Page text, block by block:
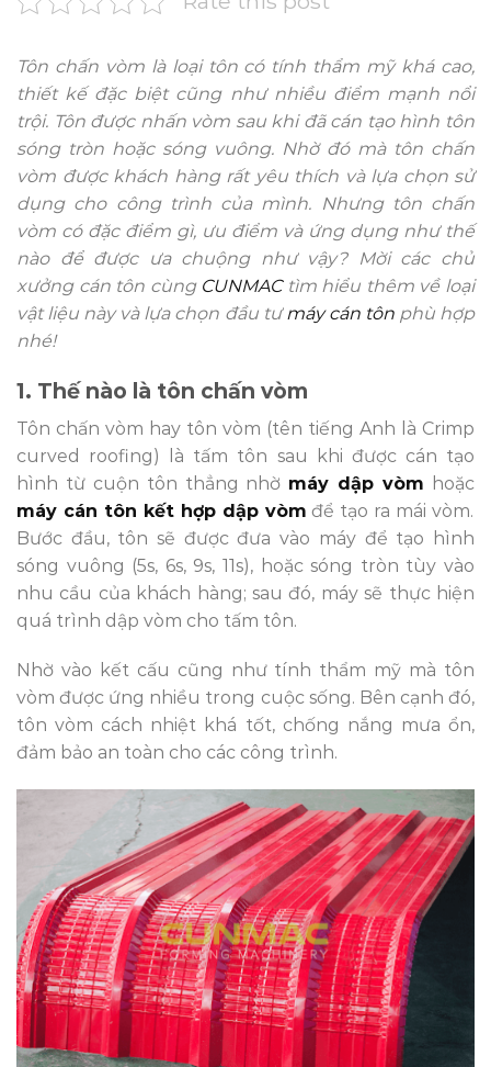
Tôn chấn vòm là loại tôn có tính thẩm mỹ khá cao,
thiết kế đặc biệt cũng như nhiều điểm mạnh nổi
trội. Tôn được nhấn vòm sau khi đã cán tạo hình tôn
sóng tròn hoặc sóng vuông. Nhờ đó mà tôn chấn
vòm được khách hàng rất yêu thích và lựa chọn sử
dụng cho công trình của mình. Nhưng tôn chấn
vòm có đặc điểm gì, ưu điểm và ứng dụng như thế
nào để được ưa chuộng như vậy? Mời các chủ
xưởng cán tôn cùng CUNMAC tìm hiểu thêm về loại
vật liệu này và lựa chọn đầu tưmáy cán tônphù hợp
nhé!
1. Thế nào là tôn chấn vòm
Tôn chấn vòm hay tôn vòm (tên tiếng Anh là Crimp
curved roofing)
là tấm tôn sau khi được cán tạo
hình từ cuộn tôn thẳng nhờ máy dập vòm hoặc
máy cán tôn kết hợp dập vòm để tạo ra mái vòm.
Bước đầu, tôn sẽ được đưa vào máy để tạo hình
sóng vuông (5s, 6s, 9s, 11s), hoặc sóng tròn tùy vào
nhu cầu của khách hàng; sau đó, máy sẽ thực hiện
quá trình dập vòm cho tấm tôn.
Nhờ vào kết cấu cũng như tính thẩm mỹ mà tôn
vòm được ứng nhiều trong cuộc sống. Bên cạnh đó,
tôn vòm cách nhiệt khá tốt, chống nắng mưa ổn,
đảm bảo an toàn cho các công trình.